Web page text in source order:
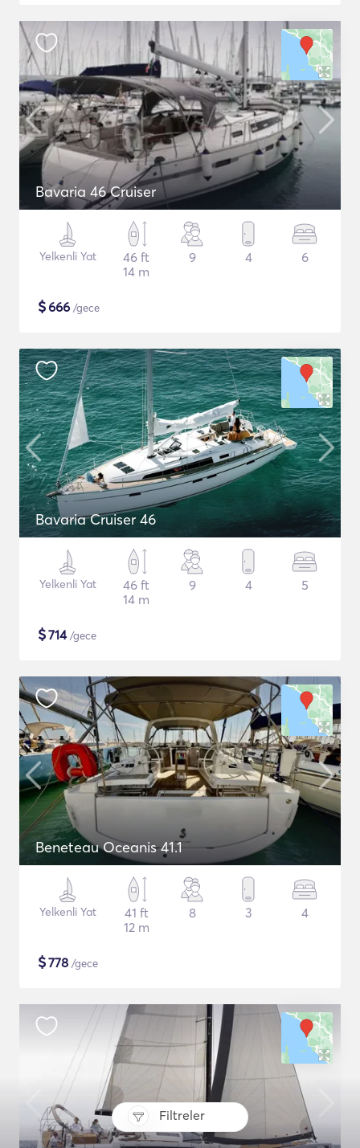
Filtreler
Bavaria 46 Cruiser
Yelkenli Yat
46 ft
14 m
9 4 6
$666 /gece
Bavaria Cruiser 46
Yelkenli Yat
46 ft
14 m
9 4 5
$714/gece
Beneteau Oceanis 41.1
Yelkenli Yat
41 ft
12 m
8 3 4
$778 /gece